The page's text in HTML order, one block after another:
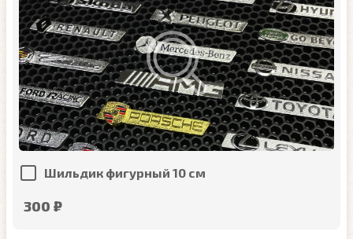
Шильдик фигурный 10 см
300 ₽